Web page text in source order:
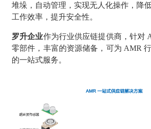
堆垛，自动管理，实现无人化操作，降
工作效率，提升安全性。
罗升企业作为行业供应链提供商，针对
零部件，丰富的资源储备，可为 AMR
的一站式服务。